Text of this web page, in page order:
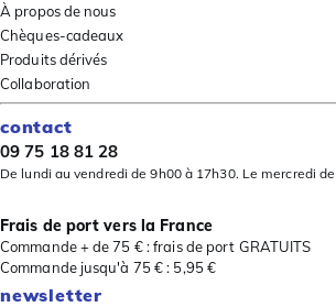
À propos de nous
Chèques-cadeaux
Produits dérivés
Collaboration
contact
09 75 18 81 28
De lundi au vendredi de 9h00 à 17h30. Le mercredi
Frais de port vers la France
Commande + de 75 € : frais de port GRATUITS
Commande jusqu'à 75 € : 5,95 €
newsletter